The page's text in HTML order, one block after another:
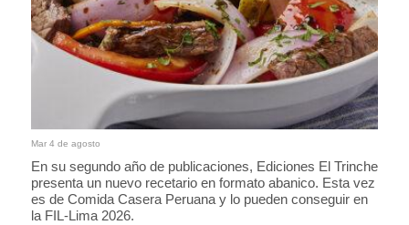
Mar 4 de agosto
En su segundo año de publicaciones, Ediciones El Trinche
presenta un nuevo recetario en formato abanico. Esta vez
es de Comida Casera Peruana y lo pueden conseguir en
la FIL-Lima 2026.